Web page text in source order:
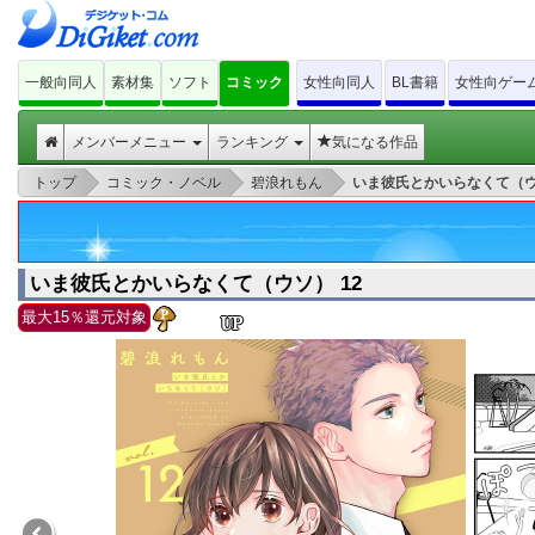
一般向同人 素材集 ソフト コミック 女性向同人 BL書籍 女性向ゲー
メンバーメニュー ランキング 気になる作品
トップ > コミック・ノベル > 碧浪れもん > いま彼氏とかいらなくて（
いま彼氏とかいらなくて（ウソ） 12
最大15％還元対象